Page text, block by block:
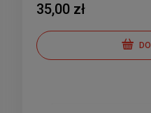
35,00 zł